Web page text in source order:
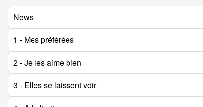
News
1 - Mes préférées
2 - Je les aime bien
3 - Elles se laissent voir